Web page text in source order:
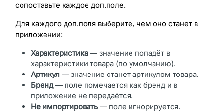
сопоставьте каждое доп.поле.
Для каждого доп.поля выберите, чем оно станет в
приложении:
Характеристика — значение попадёт в
характеристики товара (по умолчанию).
Артикул — значение станет артикулом товара.
Бренд— поле помечается как бренд и в
приложение не передаётся.
Не импортировать— поле игнорируется.